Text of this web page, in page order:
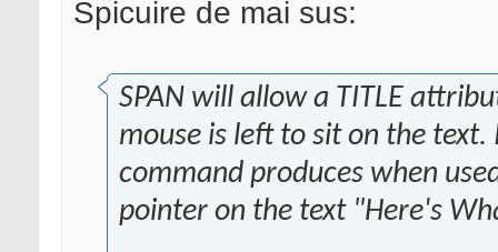
Spicuire de mai sus:
SPAN will allow a TITLE
mouse is left to sit on the
command produces when
pointer on the text "Here's